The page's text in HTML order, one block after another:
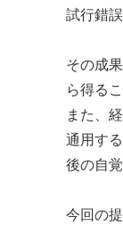
試行錯
その成
ら得る
また、
通用す
後の自
今回の